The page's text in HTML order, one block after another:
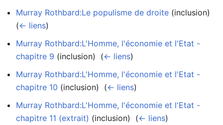
Murray Rothbard:Le populisme de droite (inclusion) ‎
(← liens)
Murray Rothbard:L'Homme, l'économie et l'Etat -
chapitre 9 (inclusion) ‎ (← liens)
Murray Rothbard:L'Homme, l'économie et l'Etat -
chapitre 10 (inclusion) ‎ (← liens)
Murray Rothbard:L'Homme, l'économie et l'Etat -
chapitre 11 (extrait) (inclusion) ‎ (← liens)